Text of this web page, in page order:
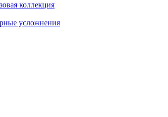
коллекция
усложнения